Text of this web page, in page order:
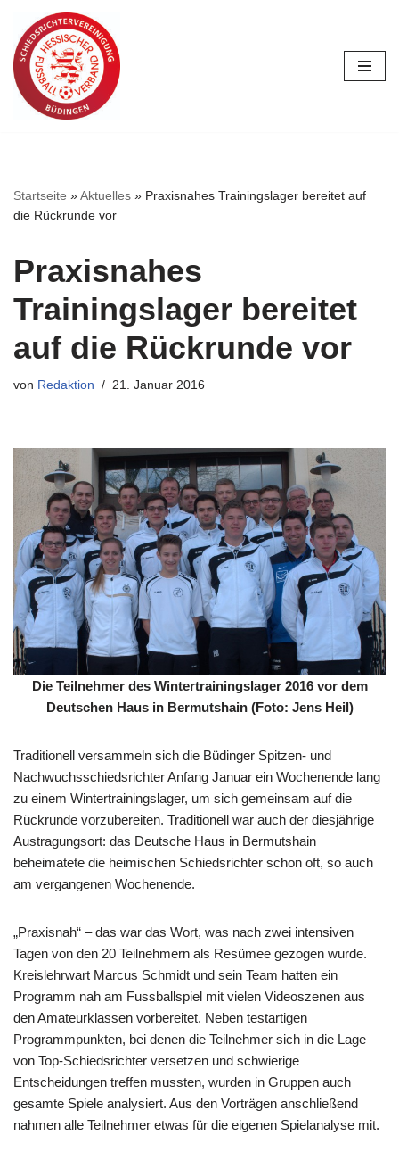
Zum
Inhalt
springen
Startseite »Aktuelles » Praxisnahes Trainingslager bereitet auf
die Rückrunde vor
Praxisnahes
Trainingslager bereitet
auf die Rückrunde vor
von Redaktion 21. Januar 2016
Die Teilnehmer des Wintertrainingslager 2016 vor dem
Deutschen Haus in Bermutshain (Foto: Jens Heil)
Traditionell versammeln sich die Büdinger Spitzen- und
Nachwuchsschiedsrichter Anfang Januar ein Wochenende lang
zu einem Wintertrainingslager, um sich gemeinsam auf die
Rückrunde vorzubereiten. Traditionell war auch der diesjährige
Austragungsort: das Deutsche Haus in Bermutshain
beheimatete die heimischen Schiedsrichter schon oft, so auch
am vergangenen Wochenende.
„Praxisnah“ – das war das Wort, was nach zwei intensiven
Tagen von den 20 Teilnehmern als Resümee gezogen wurde.
Kreislehrwart Marcus Schmidt und sein Team hatten ein
Programm nah am Fussballspiel mit vielen Videoszenen aus
den Amateurklassen vorbereitet. Neben testartigen
Programmpunkten, bei denen die Teilnehmer sich in die Lage
von Top-Schiedsrichter versetzen und schwierige
Entscheidungen treffen mussten, wurden in Gruppen auch
gesamte Spiele analysiert. Aus den Vorträgen anschließend
nahmen alle Teilnehmer etwas für die eigenen Spielanalyse mit.